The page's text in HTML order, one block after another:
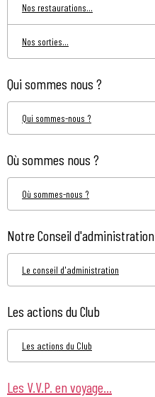
Nos restaurations...
Nos sorties...
Qui sommes nous ?
Qui sommes-nous ?
Où sommes nous ?
Où sommes-nous ?
Notre Conseil d'administration
Le conseil d'administration
Les actions du Club
Les actions du Club
Les V.V.P. en voyage...